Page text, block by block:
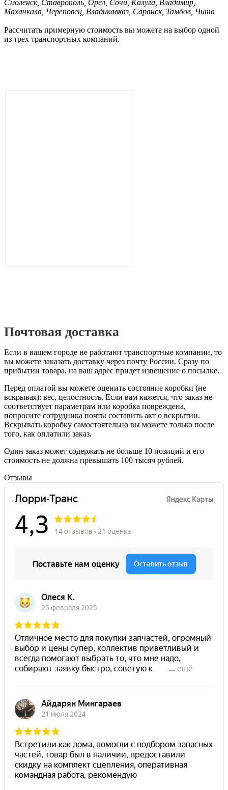
Смоленск, Ставрополь, Орел, Сочи, Калуга, Владимир,
Махачкала, Череповец, Владикавказ, Саранск, Тамбов, Чита
Рассчитать примерную стоимость вы можете на выбор одной
из трех транспортных компаний.
Почтовая доставка
Если в вашем городе не работают транспортные компании, то
вы можете заказать доставку через почту России. Сразу по
прибытии товара, на ваш адрес придет извещение о посылке.
Перед оплатой вы можете оценить состояние коробки (не
вскрывая): вес, целостность. Если вам кажется, что заказ не
соответствует параметрам или коробка повреждена,
попросите сотрудника почты составить акт о вскрытии.
Вскрывать коробку самостоятельно вы можете только после
того, как оплатили заказ.
Один заказ может содержать не больше 10 позиций и его
стоимость не должна превышать 100 тысяч рублей.
Отзывы